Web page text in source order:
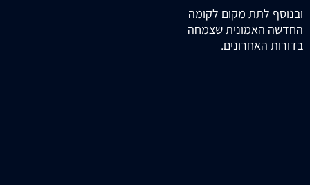
ובנוסף לתת מקום לקומה
החדשה האמונית שצמחה
בדורות האחרונים.